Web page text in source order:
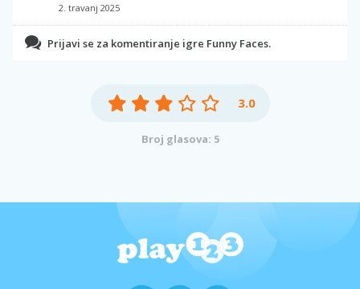
2. travanj 2025
Prijavi se za komentiranje igre Funny Faces.
3.0
Broj glasova: 5